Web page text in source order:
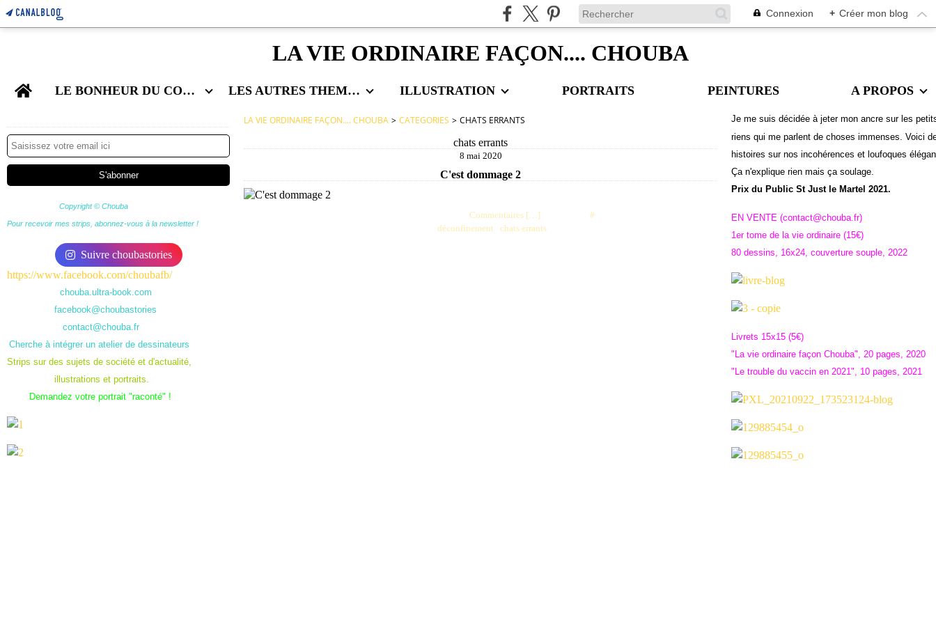
Connexion + Créer mon blog
LA VIE ORDINAIRE FAÇON.... CHOUBA
Home LE BONHEUR DU COUPLE LES AUTRES THEMES ILLUSTRATION PORTRAITS PEINTURES
A PROPOS
Copyright © Chouba
Pour recevoir mes strips, abonnez-vous à la newsletter !
Suivre choubastories
https://www.facebook.com/choubafb/
chouba.ultra-book.com
facebook@choubastories
contact@chouba.fr
Cherche à intégrer un atelier de dessinateurs
Strips sur des sujets de société et d'actualité,
illustrations et portraits.
Demandez votre portrait "raconté" !
LA VIE ORDINAIRE FAÇON.... CHOUBA > CATEGORIES > CHATS ERRANTS
chats errants
8 mai 2020
C'est dommage 2
Commentaires […] #
déconfinement chats errants
Je me suis décidée à jeter mon ancre sur les
riens qui me parlent de choses immenses. Voici
histoires sur nos incohérences et loufoques
Ça n'explique rien mais ça soulage.
Prix du Public St Just le Martel 2021.
EN VENTE (contact@chouba.fr)
1er tome de la vie ordinaire (15€)
80 dessins, 16x24, couverture souple, 2022
Livrets 15x15 (5€)
"La vie ordinaire façon Chouba", 20 pages, 2020
"Le trouble du vaccin en 2021", 10 pages, 2021